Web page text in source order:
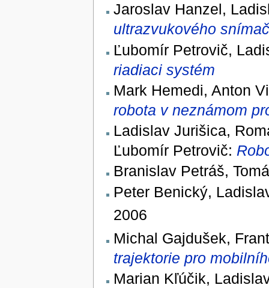
Jaroslav Hanzel,
ultrazvukového
Ľubomír Petrovič,
riadiaci systém
Mark Hemedi, Anton
robota v neznámom
Ladislav Jurišica,
Ľubomír Petrovič:
Branislav Petráš,
Peter Benický,
2006
Michal Gajdušek,
trajektorie pro
Marian Kľúčik,